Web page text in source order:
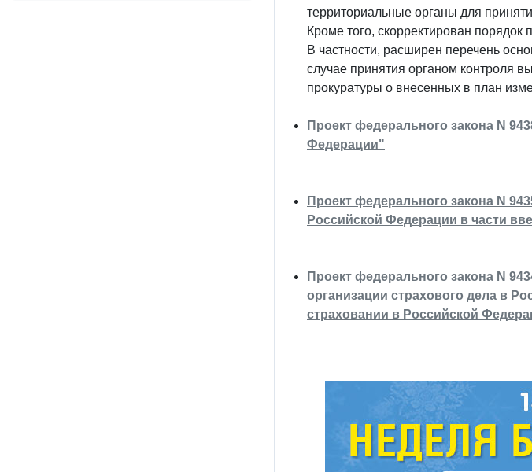
территориальные органы для
Кроме того, скорректирован
В частности, расширен перечень
случае принятия органом контроля
прокуратуры о внесенных в план
Проект федерального закона N
Федерации"
Проект федерального закона N
Российской Федерации в части
Проект федерального закона N
организации страхового дела в
страховании в Российской